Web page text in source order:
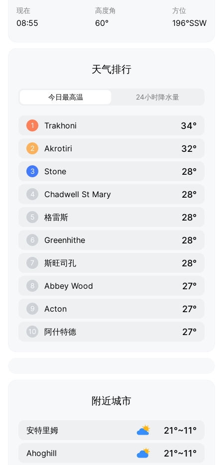
现在
08:55
高度角
60°
方位
196°SSW
天气排行
今日最高温 24小时降水量
1 Trakhoni 34°
2 Akrotiri 32°
3 Stone 28°
4 Chadwell St Mary 28°
5 格雷斯 28°
6 Greenhithe 28°
7 斯旺司孔 28°
8 Abbey Wood 27°
9 Acton 27°
10 阿什特德 27°
附近城市
安特里姆 21°~11°
Ahoghill 21°~11°